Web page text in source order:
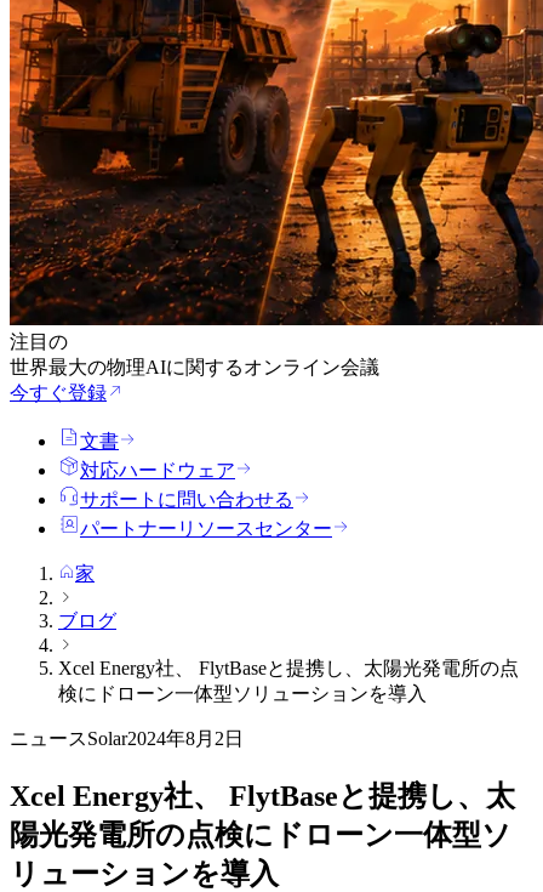
注目の
世界最大の物理AIに関するオンライン会議
今すぐ登録
文書
対応ハードウェア
サポートに問い合わせる
パートナーリソースセンター
家
ブログ
Xcel Energy社、 FlytBaseと提携し、太陽光発電所の点
検にドローン一体型ソリューションを導入
ニュースSolar2024年8月2日
Xcel Energy社、 FlytBaseと提携し、太
陽光発電所の点検にドローン一体型ソ
リューションを導入